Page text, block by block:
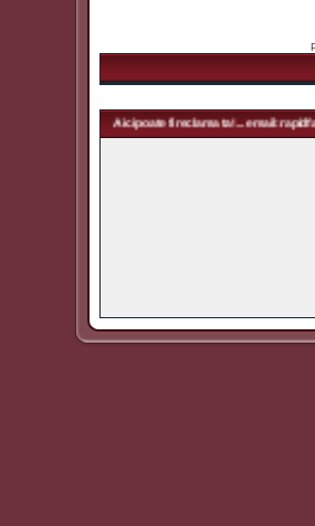
| Aici poate fi reclama ta! ... email: